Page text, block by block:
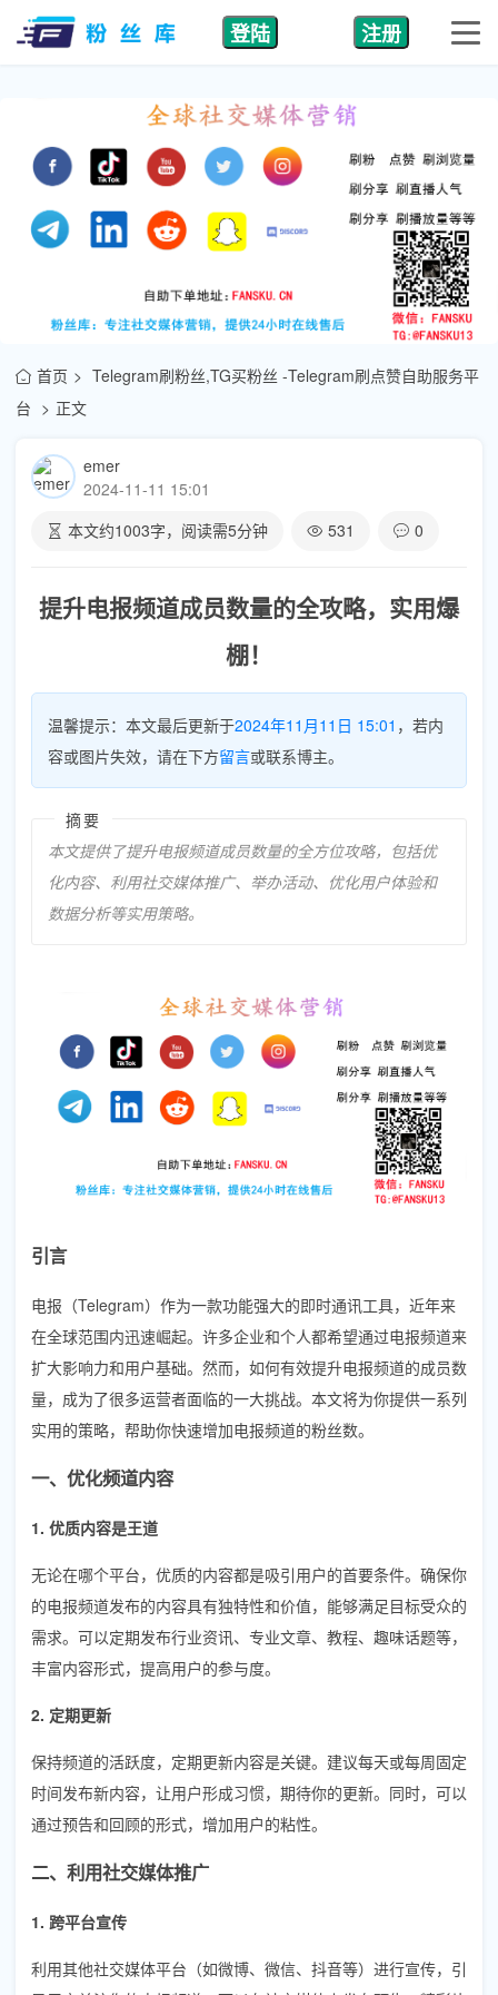
登陆 注册
首页
Telegram刷粉丝,TG买粉丝 -Telegram刷点赞自助服务平
台
正文
emer
2024-11-11 15:01
本文约1003字，阅读需5分钟 531 0
提升电报频道成员数量的全攻略，实用爆
棚！
温馨提示：本文最后更新于2024年11月11日 15:01 ，若内
容或图片失效，请在下方留言或联系博主。
摘要
本文提供了提升电报频道成员数量的全方位攻略，包括优
化内容、利用社交媒体推广、举办活动、优化用户体验和
数据分析等实用策略。
引言
电报（Telegram）作为一款功能强大的即时通讯工具，近年来
在全球范围内迅速崛起。许多企业和个人都希望通过电报频道来
扩大影响力和用户基础。然而，如何有效提升电报频道的成员数
量，成为了很多运营者面临的一大挑战。本文将为你提供一系列
实用的策略，帮助你快速增加电报频道的粉丝数。
一、优化频道内容
1. 优质内容是王道
无论在哪个平台，优质的内容都是吸引用户的首要条件。确保你
的电报频道发布的内容具有独特性和价值，能够满足目标受众的
需求。可以定期发布行业资讯、专业文章、教程、趣味话题等，
丰富内容形式，提高用户的参与度。
2. 定期更新
保持频道的活跃度，定期更新内容是关键。建议每天或每周固定
时间发布新内容，让用户形成习惯，期待你的更新。同时，可以
通过预告和回顾的形式，增加用户的粘性。
二、利用社交媒体推广
1. 跨平台宣传
利用其他社交媒体平台（如微博、微信、抖音等）进行宣传，引